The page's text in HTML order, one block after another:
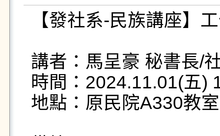
【發社系-民族講座】
講者：馬呈豪 秘書長/
時間：2024.11.01(五)
地點：原民院A330教室